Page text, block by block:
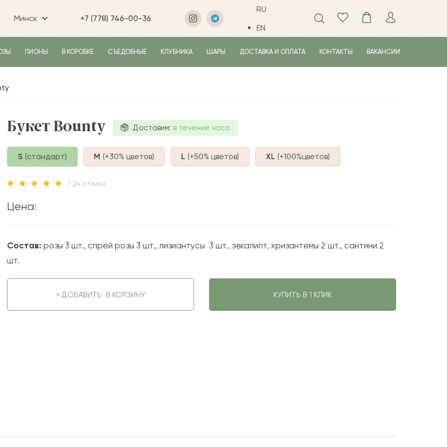
Минск +7 (778) 746-00-36
RU
EN
ПИОНЫ В КОРОБКЕ СЪЕДОБНЫЕ КЛУБНИКА ШАРЫ ДОСТАВКА И ОПЛАТА КОНТАКТЫ ВАКАНСИИ
Букет Bounty Доставим: в течение часа
S (стандарт) M (+30% цветов) L (+50% цветов) XL (+100%цветов)
/ 24 отзыва
Цена:
Состав: розы 3 шт., спрей розы 3 шт., лизиантусы 3 шт., эвкалипт, хризантемы 2 шт., сантини 2
шт.
+ ДОБАВИТЬ В КОРЗИНУ КУПИТЬ В 1 КЛИК